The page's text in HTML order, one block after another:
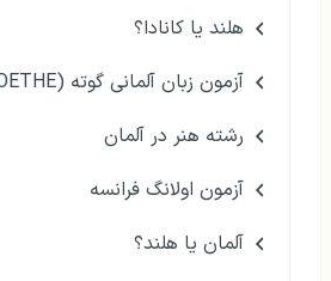
هلند یا کانادا؟
آزمون زبان آلمانی گوته (GOETHE)
رشته هنر در آلمان
آزمون اولانگ فرانسه
آلمان یا هلند؟